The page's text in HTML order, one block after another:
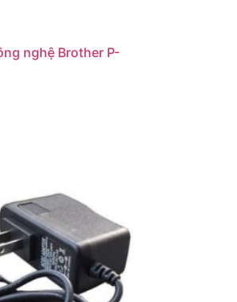
nghệ Brother P-